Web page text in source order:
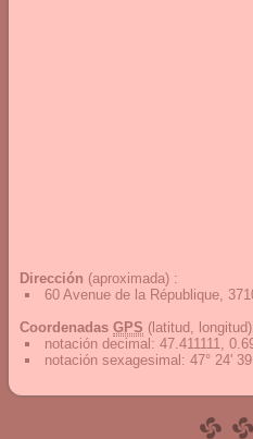
Dirección (aproximada) :
60 Avenue de la République,
Coordenadas GPS (latitud,
notación decimal : 47.411111,
notación sexagesimal : 47° 24'